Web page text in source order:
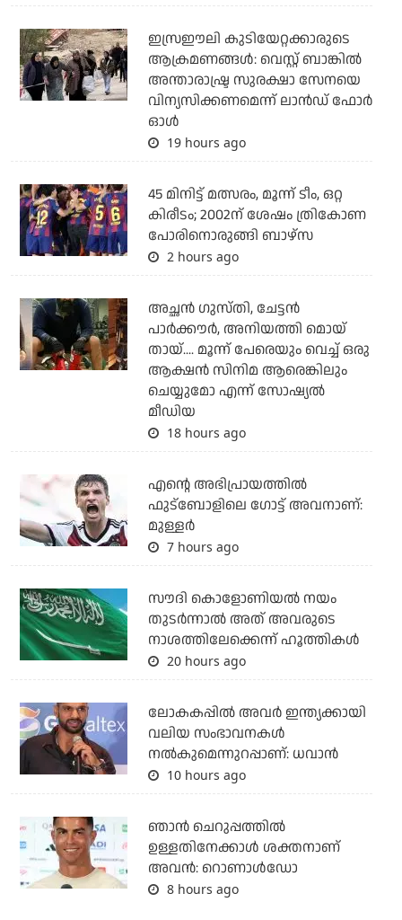
ഇസ്രഈലി കുടിയേറ്റക്കാരുടെ
ആക്രമണങ്ങള്‍: വെസ്റ്റ് ബാങ്കില്‍
അന്താരാഷ്ട്ര സുരക്ഷാ സേനയെ
വിന്യസിക്കണമെന്ന് ലാന്‍ഡ് ഫോര്‍
ഓള്‍
19 hours ago
45 മിനിട്ട് മത്സരം, മൂന്ന് ടീം, ഒറ്റ
കിരീടം; 2002ന് ശേഷം ത്രികോണ
പോരിനൊരുങ്ങി ബാഴ്‌സ
2 hours ago
അച്ഛന്‍ ഗുസ്തി, ചേട്ടന്‍
പാര്‍ക്കൗര്‍, അനിയത്തി മൊയ്
തായ്.... മൂന്ന് പേരെയും വെച്ച് ഒരു
ആക്ഷന്‍ സിനിമ ആരെങ്കിലും
ചെയ്യുമോ എന്ന് സോഷ്യല്‍
മീഡിയ
18 hours ago
എന്റെ അഭിപ്രായത്തില്‍
ഫുട്‌ബോളിലെ ഗോട്ട് അവനാണ്:
മുള്ളര്‍
7 hours ago
സൗദി കൊളോണിയല്‍ നയം
തുടര്‍ന്നാല്‍ അത് അവരുടെ
നാശത്തിലേക്കെന്ന് ഹൂത്തികള്‍
20 hours ago
ലോകകപ്പിൽ അവര്‍ ഇന്ത്യക്കായി
വലിയ സംഭാവനകള്‍
നല്‍കുമെന്നുറപ്പാണ്: ധവാന്‍
10 hours ago
ഞാന്‍ ചെറുപ്പത്തില്‍
ഉള്ളതിനേക്കാള്‍ ശക്തനാണ്
അവന്‍: റൊണാള്‍ഡോ
8 hours ago